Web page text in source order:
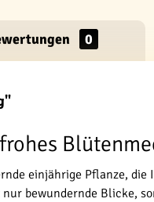
0
einjährige Pflanze,
bewundernde Blicke,